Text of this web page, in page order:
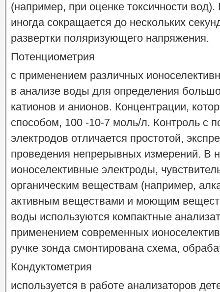
(например, при оценке токсичности
иногда сокращается до нескольких
развертки поляризующего напряжения.
Потенциометрия
с применением различных
в анализе воды для определения
катионов и анионов. Концентрации,
способом, 100 -10-7 моль/л. Контроль с
электродов отличается простотой,
проведения непрерывных измерений. В
ионоселективные электроды,
органическим веществам (например,
активным веществами и моющим
воды используются компактные
применением современных
ручке зонда смонтирована схема,
Кондуктометрия
используется в работе анализаторов